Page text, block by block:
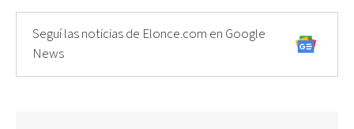
Seguí las noticias de Elonce.com en Google
News